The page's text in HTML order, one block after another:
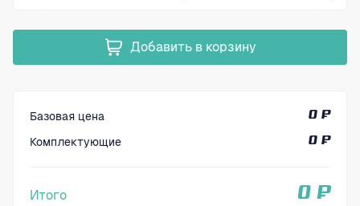
Добавить в корзину
Базовая цена
0 ₽
Комплектующие
0 ₽
Итого 0 ₽